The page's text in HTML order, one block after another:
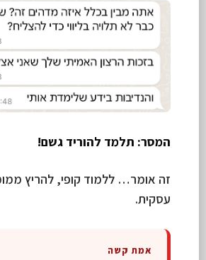
המסר: תלמד להוריד גשם!
זה אומר… ללמוד קופי, להריץ
עסקית.
אמת קשה